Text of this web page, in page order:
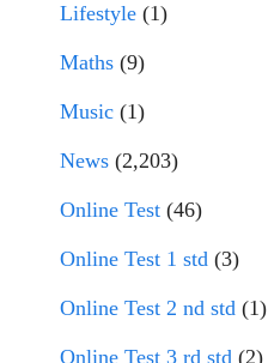
Lifestyle (1)
Maths (9)
Music (1)
News (2,203)
Online Test (46)
Online Test 1 std (3)
Online Test 2 nd std (1)
Online Test 3 rd std (2)